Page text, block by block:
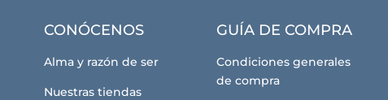
CONÓCENOS
Alma y razón de ser
Nuestras tiendas
GUÍA DE COMPRA
Condiciones generales
de compra